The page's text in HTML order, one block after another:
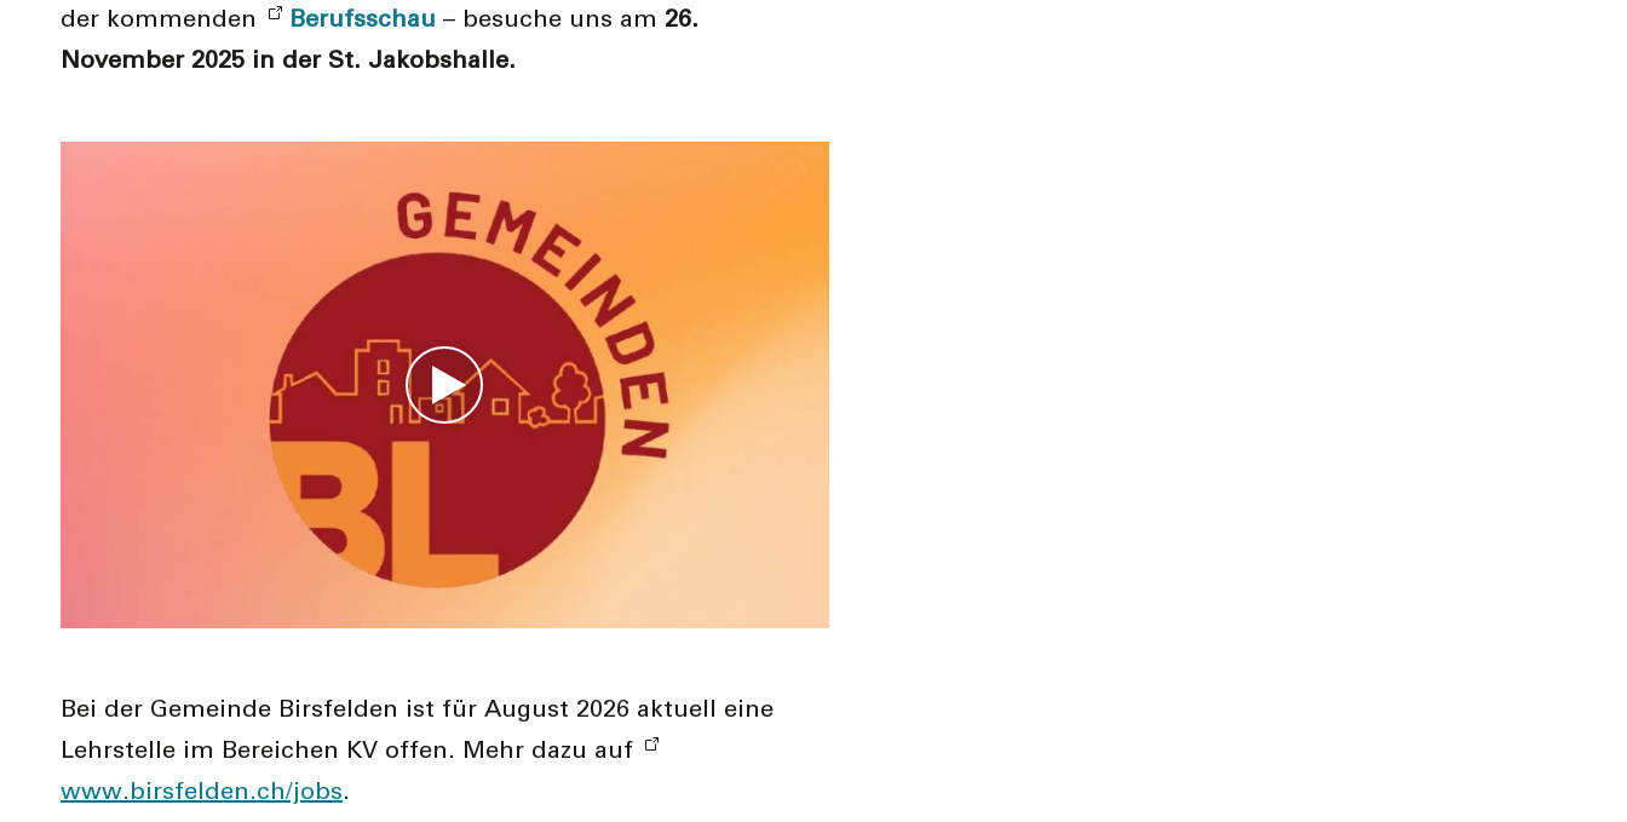
der kommenden
Berufsschau – besuche uns am 26.
November 2025 in der St. Jakobshalle.
Bei der Gemeinde Birsfelden ist für August 2026 aktuell eine
Lehrstelle im Bereichen KV offen. Mehr dazu auf
www.birsfelden.ch/jobs.